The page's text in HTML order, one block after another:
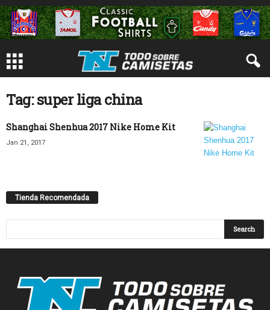
Tag: super liga china
Shanghai Shenhua 2017 Nike Home Kit
Jan 21, 2017
Tienda Recomendada